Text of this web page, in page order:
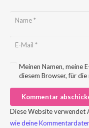
Meinen Namen, meine
diesem Browser, für
Kommentar
Diese Website verwendet
wie deine